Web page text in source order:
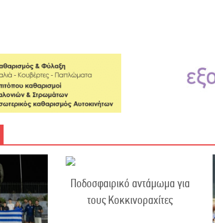
Ποδοσφαιρικό αντάμωμα για
τους Κοκκινοραχίτες